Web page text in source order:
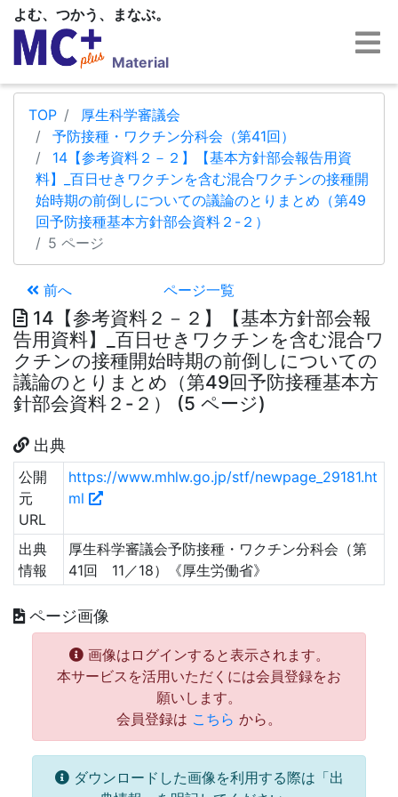
よむ、つかう、まなぶ。
Material
TOP
厚生科学審議会
予防接種・ワクチン分科会（第41回）
14【参考資料２－２】【基本方針部会報告用資
料】_百日せきワクチンを含む混合ワクチンの接種開
始時期の前倒しについての議論のとりまとめ（第49
回予防接種基本方針部会資料２-２）
5 ページ
前へ ページ一覧
14【参考資料２－２】【基本方針部会報
告用資料】_百日せきワクチンを含む混合ワ
クチンの接種開始時期の前倒しについての
議論のとりまとめ（第49回予防接種基本方
針部会資料２-２） (5 ページ)
出典
公開
元
URL
https://www.mhlw.go.jp/stf/newpage_29181.ht
ml
出典
情報
厚生科学審議会予防接種・ワクチン分科会（第
41回 11／18）《厚生労働省》
ページ画像
画像はログインすると表示されます。
本サービスを活用いただくには会員登録をお
願いします。
会員登録は こちら から。
ダウンロードした画像を利用する際は「出